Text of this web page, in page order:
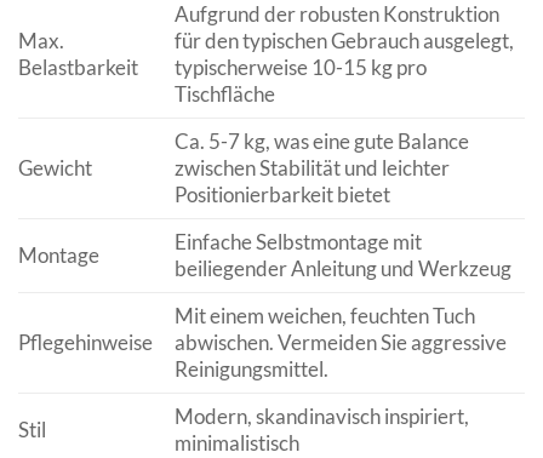
Max.
Belastbarkeit
Aufgrund der robusten Konstruktion
für den typischen Gebrauch ausgelegt,
typischerweise 10-15 kg pro
Tischfläche
Gewicht
Ca. 5-7 kg, was eine gute Balance
zwischen Stabilität und leichter
Positionierbarkeit bietet
Montage
Einfache Selbstmontage mit
beiliegender Anleitung und Werkzeug
Pflegehinweise
Mit einem weichen, feuchten Tuch
abwischen. Vermeiden Sie aggressive
Reinigungsmittel.
Stil
Modern, skandinavisch inspiriert,
minimalistisch